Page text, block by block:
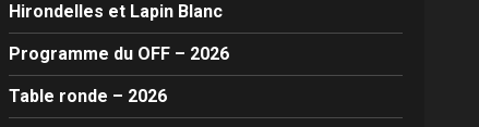
Hirondelles et Lapin Blanc
Programme du OFF – 2026
Table ronde – 2026